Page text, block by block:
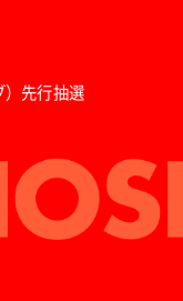
）先行抽選